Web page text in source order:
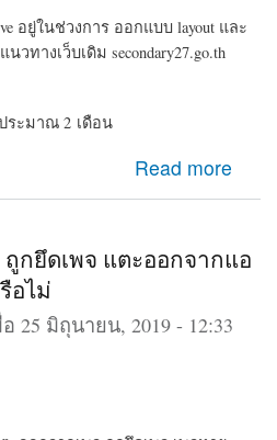
อยู่ในช่วงการ ออกแบบ layout และ
ทางเว็บเดิม secondary27.go.th
ระมาณ 2 เดือน
Read more
รือข่ายสมาชิก ข่าวประชาสัมพันธ์
สำนักงานเขต
กยึดเพจ แตะออกจากแอ
อไม่
อ 25 มิถุนายน, 2019 - 12:33